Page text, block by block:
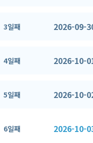
3일째 2026-09-
4일째 2026-10-
5일째 2026-10-
6일째 2026-10-